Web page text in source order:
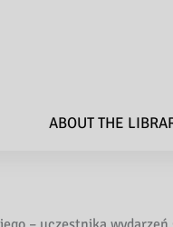
ABOUT THE